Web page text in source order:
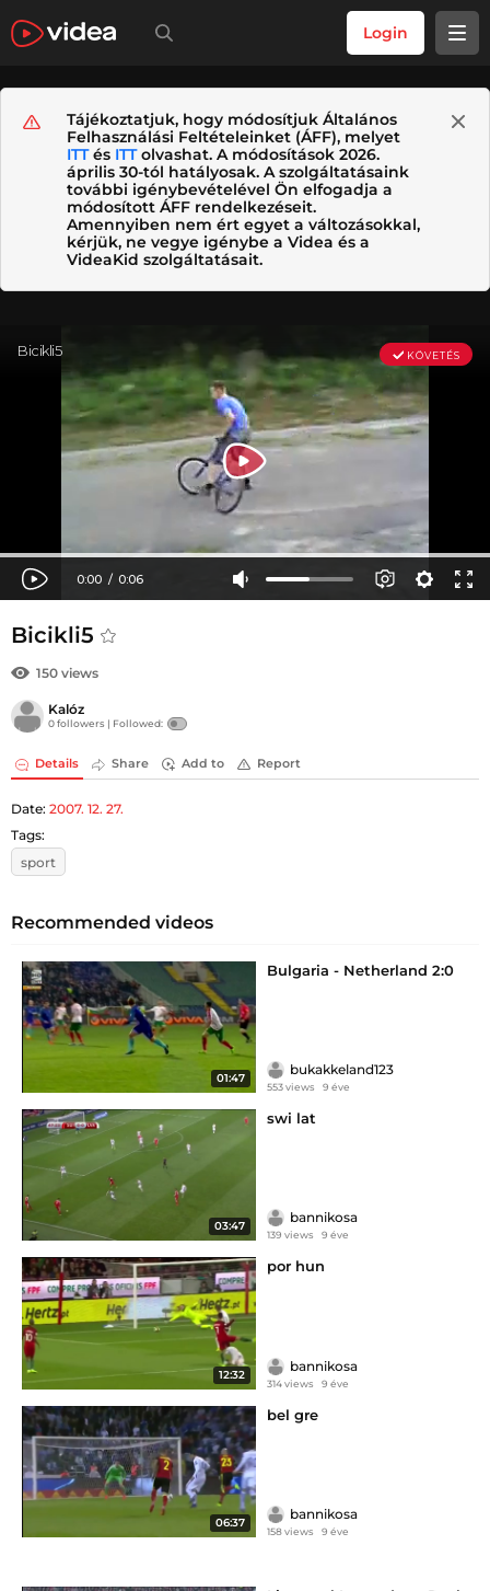
Login
Tájékoztatjuk, hogy módosítjuk Általános
Felhasználási Feltételeinket (ÁFF), melyet
ITTés ITTolvashat. A módosítások 2026.
április 30-tól hatályosak. A szolgáltatásaink
további igénybevételével Ön elfogadja a
módosított ÁFF rendelkezéseit.
Amennyiben nem ért egyet a változásokkal,
kérjük, ne vegye igénybe a Videa és a
VideaKid szolgáltatásait.
Bicikli5
150 views
Kalóz
0 followers | Followed:
Details Share Add to Report
Date: 2007. 12. 27.
Tags:
sport
Recommended videos
01:47
Bulgaria - Netherland 2:0
bukakkeland123
553 views 9 éve
03:47
swi lat
bannikosa
139 views 9 éve
12:32
por hun
bannikosa
314 views 9 éve
06:37
bel gre
bannikosa
158 views 9 éve